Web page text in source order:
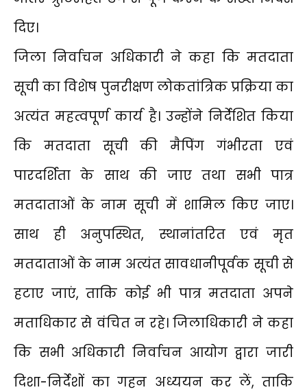
दिए।
जिला निर्वाचन अधिकारी ने कहा कि मतदाता
सूची का विशेष पुनरीक्षण लोकतांत्रिक प्रक्रिया का
अत्यंत महत्वपूर्ण कार्य है। उन्होंने निर्देशित किया
कि मतदाता सूची की मैपिंग गंभीरता एवं
पारदर्शिता के साथ की जाए तथा सभी पात्र
मतदाताओं के नाम सूची में शामिल किए जाए।
साथ ही अनुपस्थित, स्थानांतरित एवं मृत
मतदाताओं के नाम अत्यंत सावधानीपूर्वक सूची से
हटाए जाएं, ताकि कोई भी पात्र मतदाता अपने
मताधिकार से वंचित न रहे। जिलाधिकारी ने कहा
कि सभी अधिकारी निर्वाचन आयोग द्वारा जारी
दिशा-निर्देशों का गहन अध्ययन कर लें, ताकि